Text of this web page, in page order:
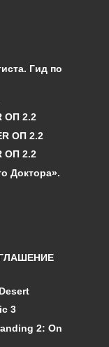
Гид по
ОП 2.2
ОП 2.2
ОП 2.2
Доктора».
3
2: On